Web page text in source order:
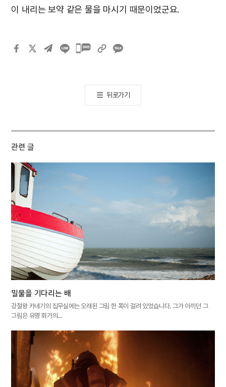
이 내리는 보약 같은 물을 마시기 때문이었군요.
카카오톡
뒤로가기
관련 글
밀물을 기다리는 배
강철왕 카네기의 집무실에는 오래된 그림 한 폭이 걸려 있었습니다. 그가 아끼던 그
그림은 유명 화가의…